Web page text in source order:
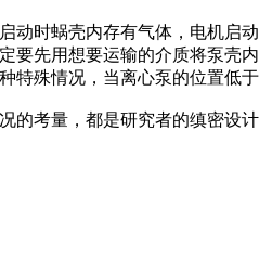
时蜗壳内存有气体，电机
先用想要运输的介质将泵
殊情况，当离心泵的位置低
考量，都是研究者的缜密设